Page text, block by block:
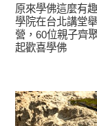
原來學佛這麼有
學院在台北講堂
營，60位親子齊
起歡喜學佛